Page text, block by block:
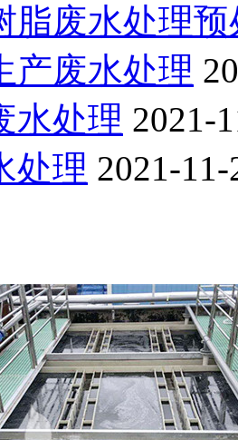
脂废水处理
产废水处理
水处理 2021-
处理 2021-11-